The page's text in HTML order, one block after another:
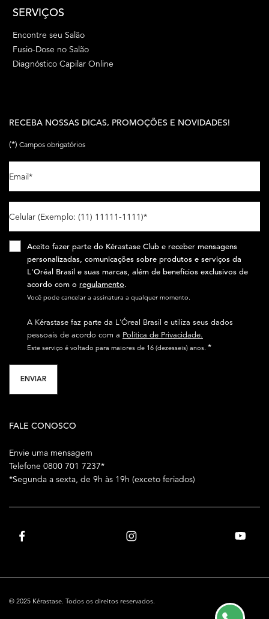
SERVIÇOS
Encontre seu Salão
Fusio-Dose no Salão
Diagnóstico Capilar Online
RECEBA NOSSAS DICAS, PROMOÇÕES E NOVIDADES!
(*) Campos obrigatórios
Email*
Celular (Exemplo: (11) 11111-1111)*
Aceito fazer parte do Kérastase Club e receber mensagens
personalizadas, comunicações sobre produtos e serviços da
L'Oréal Brasil e suas marcas, além de benefícios exclusivos de
acordo com o regulamento.​
Você pode cancelar a assinatura a qualquer momento.​
A Kérastase faz parte da L'Óreal Brasil e utiliza seus dados
pessoais de acordo com a Política de Privacidade.
Este serviço é voltado para maiores de 16 (dezesseis) anos. *
ENVIAR
FALE CONOSCO
Envie uma mensagem
Telefone 0800 701 7237*
*Segunda a sexta, de 9h às 19h (exceto feriados)
© 2025 Kérastase. Todos os direitos reservados.